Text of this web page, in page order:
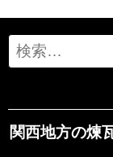
ビ
ゲ
ー
シ
ョ
Search
for:
関西地方の煉